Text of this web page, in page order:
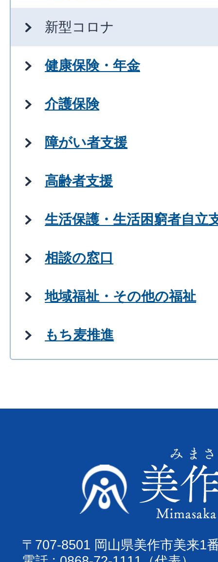
新型コロナ
健康保険・年金
介護保険
障がい者支援
高齢者支援
生活保護・生活困窮者自立
相談の窓口
地域福祉・その他の福祉
もち麦推進
〒707-8501 岡山県美作市美来1